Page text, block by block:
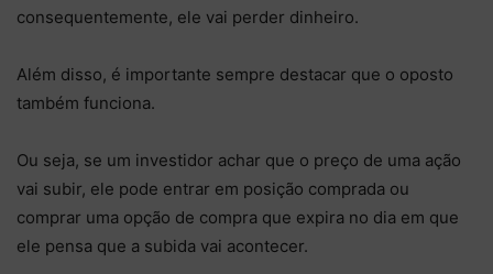
consequentemente, ele vai perder dinheiro.
Além disso, é importante sempre destacar que o oposto
também funciona.
Ou seja, se um investidor achar que o preço de uma ação
vai subir, ele pode entrar em posição comprada ou
comprar uma opção de compra que expira no dia em que
ele pensa que a subida vai acontecer.